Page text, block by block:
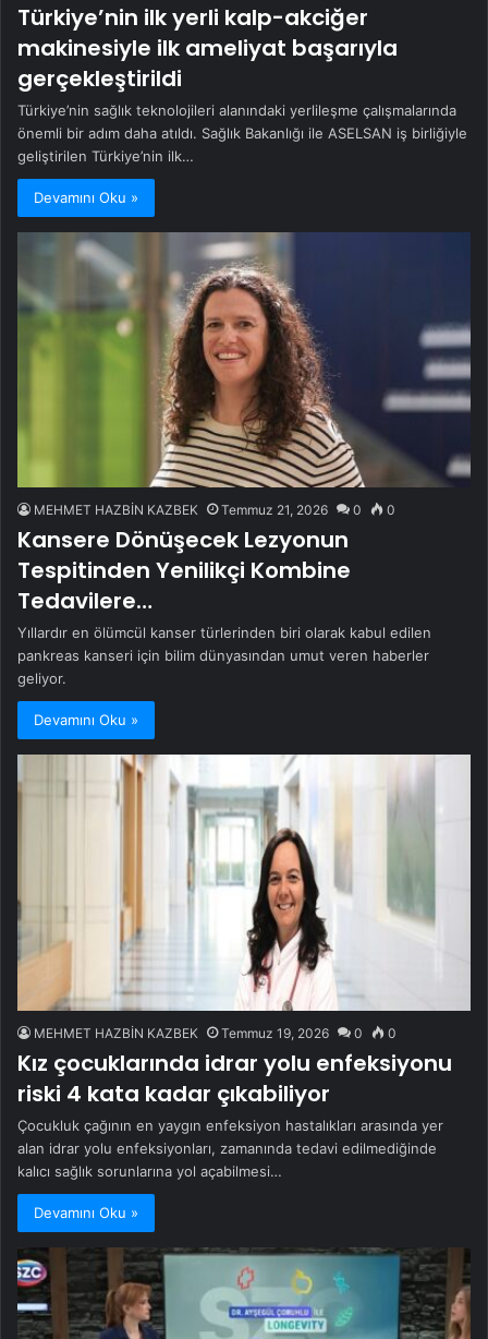
Türkiye’nin ilk yerli kalp-akciğer
makinesiyle ilk ameliyat başarıyla
gerçekleştirildi
Türkiye’nin sağlık teknolojileri alanındaki yerlileşme çalışmalarında
önemli bir adım daha atıldı. Sağlık Bakanlığı ile ASELSAN iş birliğiyle
geliştirilen Türkiye’nin ilk…
Devamını Oku »
MEHMET HAZBİN KAZBEK Temmuz 21, 2026 0 0
Kansere Dönüşecek Lezyonun
Tespitinden Yenilikçi Kombine
Tedavilere…
Yıllardır en ölümcül kanser türlerinden biri olarak kabul edilen
pankreas kanseri için bilim dünyasından umut veren haberler
geliyor.
Devamını Oku »
MEHMET HAZBİN KAZBEK Temmuz 19, 2026 0 0
Kız çocuklarında idrar yolu enfeksiyonu
riski 4 kata kadar çıkabiliyor
Çocukluk çağının en yaygın enfeksiyon hastalıkları arasında yer
alan idrar yolu enfeksiyonları, zamanında tedavi edilmediğinde
kalıcı sağlık sorunlarına yol açabilmesi…
Devamını Oku »